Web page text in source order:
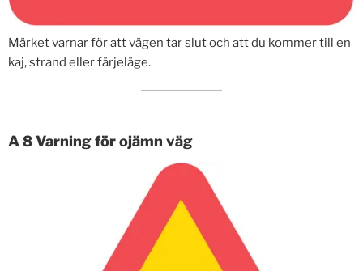
Märket varnar för att vägen tar slut och att du kommer till en
kaj, strand eller färjeläge.
A 8 Varning för ojämn väg